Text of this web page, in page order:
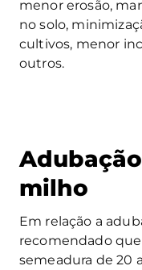
menor erosão,
no solo,
cultivos, menor
outros.
milho
Em relação a
recomendado
semeadura de 20